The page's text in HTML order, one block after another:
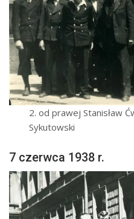
2. od prawej Stanisław
Sykutowski
7 czerwca 1938 r.